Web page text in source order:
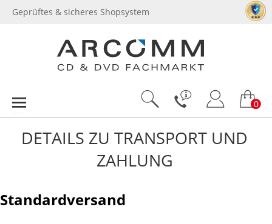
Geprüftes & sicheres Shopsystem
0
DETAILS ZU TRANSPORT UND
ZAHLUNG
Standardversand